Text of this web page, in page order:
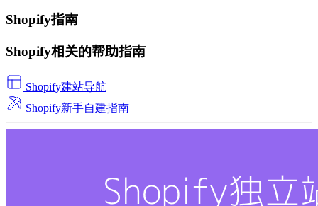
Shopify指南
Shopify相关的帮助指南
Shopify建站导航
Shopify新手自建指南